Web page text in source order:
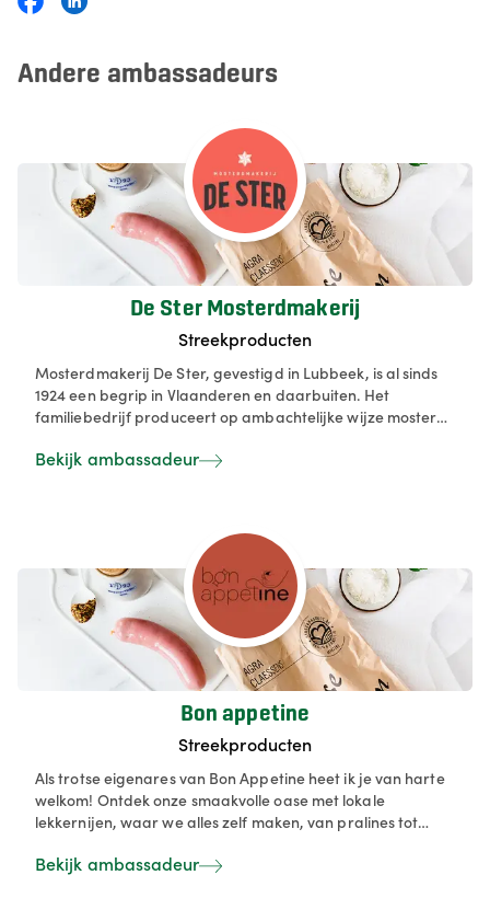
Andere ambassadeurs
De Ster Mosterdmakerij
Streekproducten
​Mosterdmakerij De Ster, gevestigd in Lubbeek, is al sinds
1924 een begrip in Vlaanderen en daarbuiten. Het
familiebedrijf produceert op ambachtelijke wijze mosterd
natuurazijn en water. Het productieproces is door de jaren
Bekijk ambassadeur
Bon appetine
Streekproducten
Als trotse eigenares van Bon Appetine heet ik je van harte
welkom! Ontdek onze smaakvolle oase met lokale
lekkernijen, waar we alles zelf maken, van pralines tot
Flupkes, heerlijke lekkernijen die onze streek op zijn best
Bekijk ambassadeur